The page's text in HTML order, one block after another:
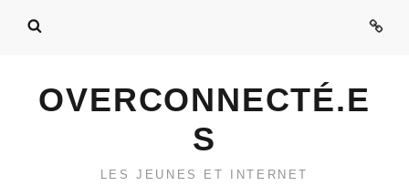
Admin
OVERCONNECTÉ.E
S
LES JEUNES ET INTERNET